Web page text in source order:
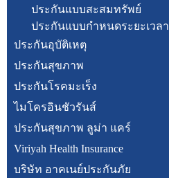
ประกันแบบสะสมทรัพย์
ประกันแบบกำหนดระยะเวลา
ประกันอุบัติเหตุ
ประกันสุขภาพ
ประกันโรคมะเร็ง
ไมโครอินชัวรันส์
ประกันสุขภาพ ลูม่า แคร์
Viriyah Health Insurance
บริษัท อาคเนย์ประกันภัย